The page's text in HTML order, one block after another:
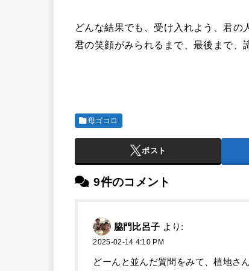
どんな結果でも、受け入れよう、君の
君の笑顔がみられるまで、最後まで、
母ゴコロ
ポスト
9件のコメント
脇門比呂子 より:
2025-02-14 4:10 PM
どーんと並んだ質問をみて、植地さ